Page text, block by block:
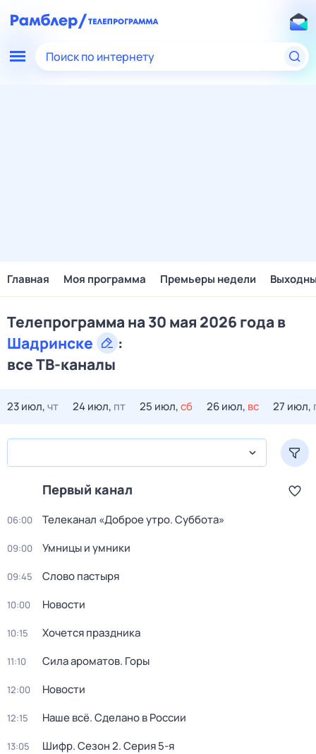
Поиск по интернету
Главная Моя программа Премьеры недели
Телепрограмма на 30 мая 2026 года в
Шадринске
:
все ТВ-каналы
23 июл,чт 24 июл, пт 25 июл,сб 26 июл, вс 27 июл,
Первый канал
06:00 Телеканал «Доброе утро. Суббота»
09:00 Умницы и умники
09:45 Слово пастыря
10:00 Новости
10:15 Хочется праздника
11:10 Сила ароматов. Горы
12:00 Новости
12:15 Наше всё. Сделано в России
13:05 Шифр. Сезон 2. Серия 5-я